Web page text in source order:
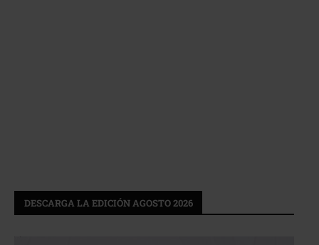
DESCARGA LA EDICIÓN AGOSTO 2026